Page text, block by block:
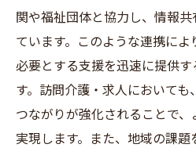
関や福祉団体と協力し、情報
ています。このような連携に
必要とする支援を迅速に提供
す。訪問介護・求人においても
つながりが強化されることで
実現します。また、地域の課